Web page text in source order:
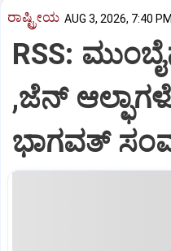
ರಾಷ್ಟ್ರೀಯ AUG 3, 2026, 7:40
RSS:
,ಜೆನ್‌
ಭಾಗವತ್‌